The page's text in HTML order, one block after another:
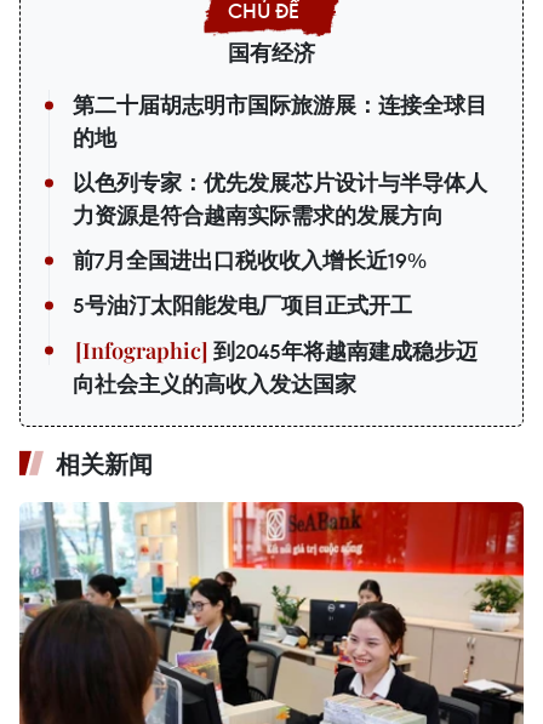
国有经济
第二十届胡志明市国际旅游展：连接全球目
的地
以色列专家：优先发展芯片设计与半导体人
力资源是符合越南实际需求的发展方向
前7月全国进出口税收收入增长近19%
5号油汀太阳能发电厂项目正式开工
到2045年将越南建成稳步迈
向社会主义的高收入发达国家
相关新闻